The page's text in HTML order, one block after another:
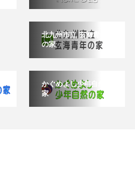
北九州市立 玄海青年
の家
かぐめよし少年自然の
家